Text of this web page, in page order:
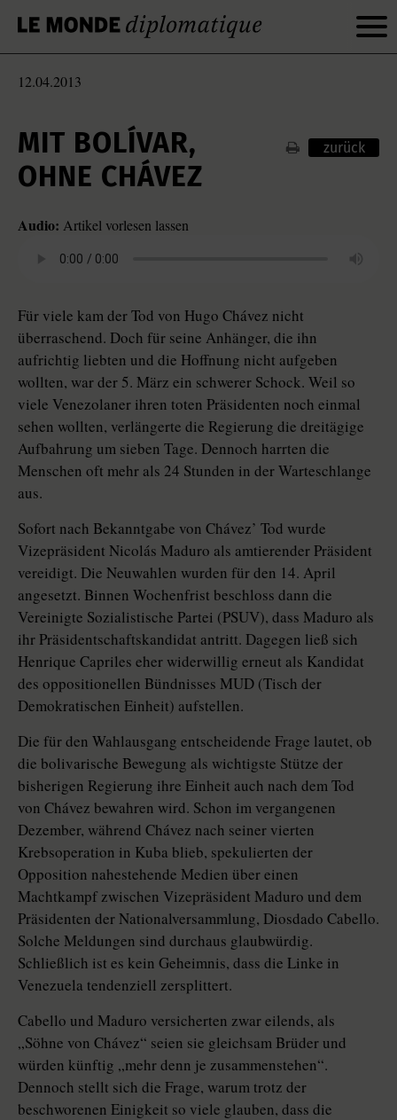
12.04.2013
MIT BOLÍVAR,
OHNE CHÁVEZ
zurück
Audio: Artikel vorlesen lassen
Für viele kam der Tod von Hugo Chávez nicht
überraschend. Doch für seine Anhänger, die ihn
aufrichtig liebten und die Hoffnung nicht aufgeben
wollten, war der 5. März ein schwerer Schock. Weil so
viele Venezolaner ihren toten Präsidenten noch einmal
sehen wollten, verlängerte die Regierung die dreitägige
Aufbahrung um sieben Tage. Dennoch harrten die
Menschen oft mehr als 24 Stunden in der Warteschlange
aus.
Sofort nach Bekanntgabe von Chávez’ Tod wurde
Vizepräsident Nicolás Maduro als amtierender Präsident
vereidigt. Die Neuwahlen wurden für den 14. April
angesetzt. Binnen Wochenfrist beschloss dann die
Vereinigte Sozialistische Partei (PSUV), dass Maduro als
ihr Präsidentschaftskandidat antritt. Dagegen ließ sich
Henrique Capriles eher widerwillig erneut als Kandidat
des oppositionellen Bündnisses MUD (Tisch der
Demokratischen Einheit) aufstellen.
Die für den Wahlausgang entscheidende Frage lautet, ob
die bolivarische Bewegung als wichtigste Stütze der
bisherigen Regierung ihre Einheit auch nach dem Tod
von Chávez bewahren wird. Schon im vergangenen
Dezember, während Chávez nach seiner vierten
Krebsoperation in Kuba blieb, spekulierten der
Opposition nahestehende Medien über einen
Machtkampf zwischen Vizepräsident Maduro und dem
Präsidenten der Nationalversammlung, Diosdado Cabello.
Solche Meldungen sind durchaus glaubwürdig.
Schließlich ist es kein Geheimnis, dass die Linke in
Venezuela tendenziell zersplittert.
Cabello und Maduro versicherten zwar eilends, als
„Söhne von Chávez“ seien sie gleichsam Brüder und
würden künftig „mehr denn je zusammenstehen“.
Dennoch stellt sich die Frage, warum trotz der
beschworenen Einigkeit so viele glauben, dass die